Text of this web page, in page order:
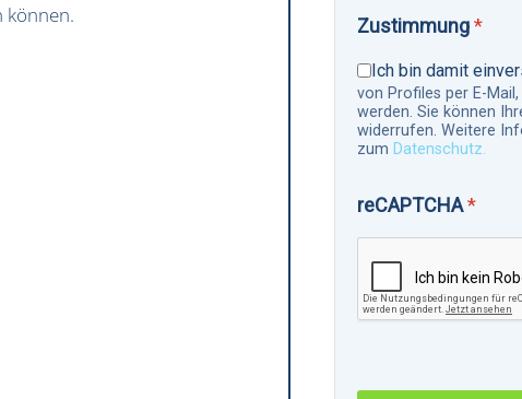
können.
Zustimmung*
Ich bin damit
von Profiles per E-
werden. Sie können
widerrufen. Weitere
zum Datenschutz.
reCAPTCHA*